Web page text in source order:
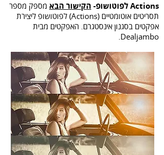
Actions לפוטושופ- הקישור הבא מספק מספר
תסריטים אוטומטיים (Actions) לפוטושופ ליצירת
אפקטים בסגנון אינסטגרם. האפקטים מבית
Dealjambo.